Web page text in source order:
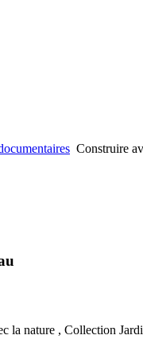
Construire
la nature , Collection